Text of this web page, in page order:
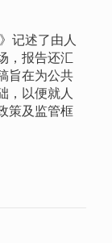
记述了由人
，报告还汇
旨在为公共
，以便就人
策及监管框